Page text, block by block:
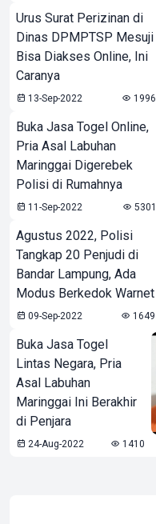
Urus Surat Perizinan di
Dinas DPMPTSP Mesuji
Bisa Diakses Online, Ini
Caranya
13-Sep-2022 1996
Buka Jasa Togel Online,
Pria Asal Labuhan
Maringgai Digerebek
Polisi di Rumahnya
11-Sep-2022 5301
Agustus 2022, Polisi
Tangkap 20 Penjudi di
Bandar Lampung, Ada
Modus Berkedok Warnet
09-Sep-2022 1649
Buka Jasa Togel
Lintas Negara, Pria
Asal Labuhan
Maringgai Ini Berakhir
di Penjara
24-Aug-2022 1410